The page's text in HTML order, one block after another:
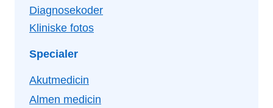
Diagnosekoder
Kliniske fotos
Specialer
Akutmedicin
Almen medicin